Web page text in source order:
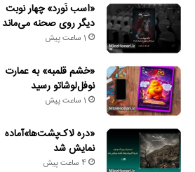
«اسب نَورد» چهار نوبت
دیگر روی صحنه می‌ماند
1 ساعت پیش
«خشم قلمبه» به عمارت
نوفل‌لوشاتو رسید
1 ساعت پیش
«دره لاک‌پشت‌ها»آماده
نمایش شد
4 ساعت پیش